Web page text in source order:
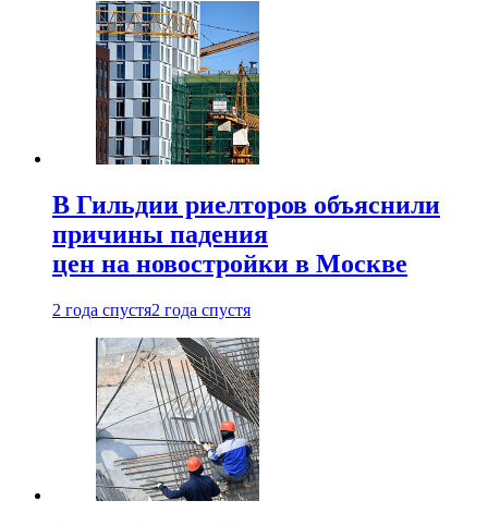
В Гильдии риелторов объяснили
причины падения
цен на новостройки в Москве
2 года спустя2 года спустя